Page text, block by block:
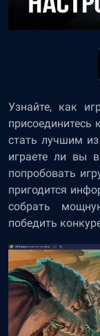
Узнайте, как
стать лучшим из
играете ли вы
попробовать
пригодится
собрать
победить